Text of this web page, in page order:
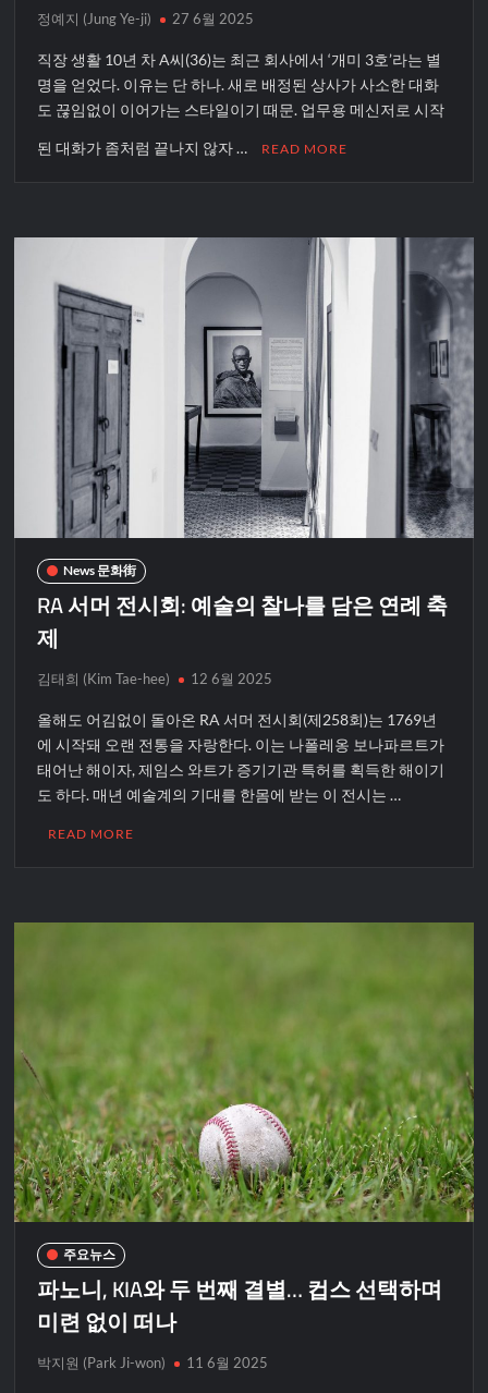
정예지 (Jung Ye-ji) 27 6월 2025
직장 생활 10년 차 A씨(36)는 최근 회사에서 ‘개미 3호’라는 별
명을 얻었다. 이유는 단 하나. 새로 배정된 상사가 사소한 대화
도 끊임없이 이어가는 스타일이기 때문. 업무용 메신저로 시작
된 대화가 좀처럼 끝나지 않자 … READ MORE
News 문화街
RA 서머 전시회: 예술의 찰나를 담은 연례 축
제
김태희 (Kim Tae-hee) 12 6월 2025
올해도 어김없이 돌아온 RA 서머 전시회(제258회)는 1769년
에 시작돼 오랜 전통을 자랑한다. 이는 나폴레옹 보나파르트가
태어난 해이자, 제임스 와트가 증기기관 특허를 획득한 해이기
도 하다. 매년 예술계의 기대를 한몸에 받는 이 전시는 …
READ MORE
주요뉴스
파노니, KIA와 두 번째 결별… 컵스 선택하며
미련 없이 떠나
박지원 (Park Ji-won) 11 6월 2025